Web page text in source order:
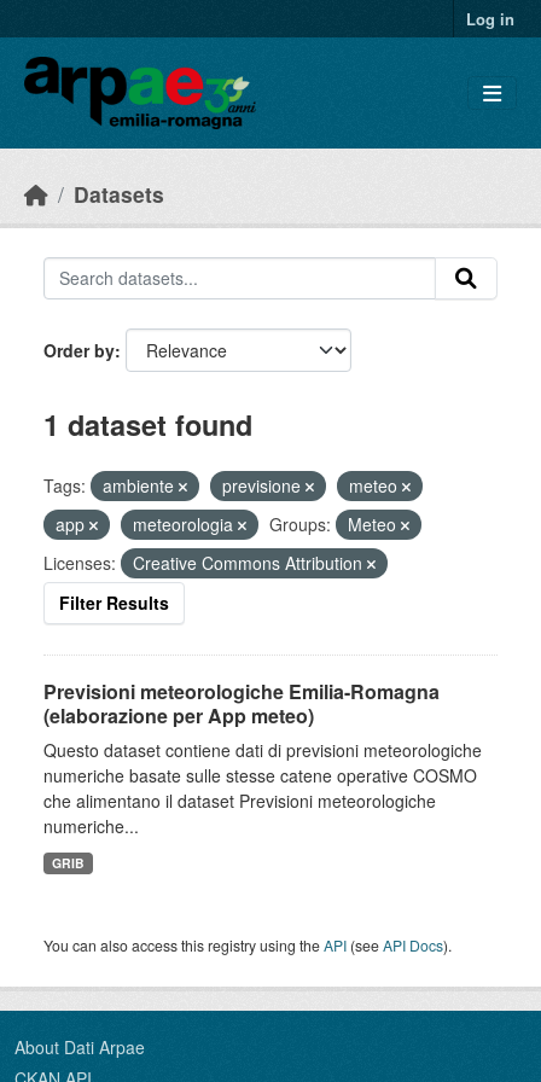
Log in
Datasets
Order by
1 dataset found
Tags: ambiente previsione
meteo
app
meteorologia Groups:
Meteo
Licenses:
Creative Commons Attribution
Filter Results
Previsioni meteorologiche Emilia-Romagna
(elaborazione per App meteo)
Questo dataset contiene dati di previsioni meteorologiche
numeriche basate sulle stesse catene operative COSMO
che alimentano il dataset Previsioni meteorologiche
numeriche...
GRIB
You can also access this registry using theAPI (seeAPI Docs).
About Dati Arpae